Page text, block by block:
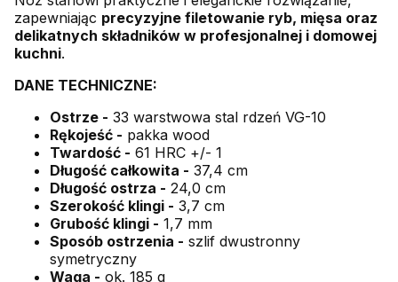
zapewniając precyzyjne filetowanie ryb, mięsa oraz
delikatnych składników w profesjonalnej i domowej
kuchni.
DANE TECHNICZNE:
Ostrze - 33 warstwowa stal rdzeń VG-10
Rękojeść - pakka wood
Twardość - 61 HRC +/- 1
Długość całkowita - 37,4 cm
Długość ostrza - 24,0 cm
Szerokość klingi - 3,7 cm
Grubość klingi - 1,7 mm
Sposób ostrzenia - szlif dwustronny
symetryczny
Waga - ok. 185 g